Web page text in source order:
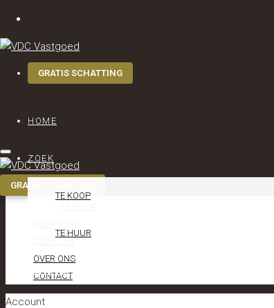
GRATIS SCHATTING
HOME
ZOEK
TE KOOP
TE HUUR
VERKOCHT
HOME
ZOEK
OVER ONS
CONTACT
Account